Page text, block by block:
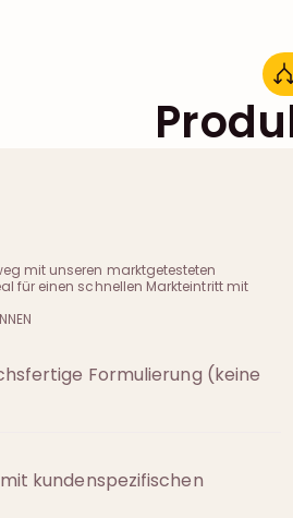
mit unseren marktgetesteten
für einen schnellen Markteintritt mit
Formulierung (keine
kundenspezifischen